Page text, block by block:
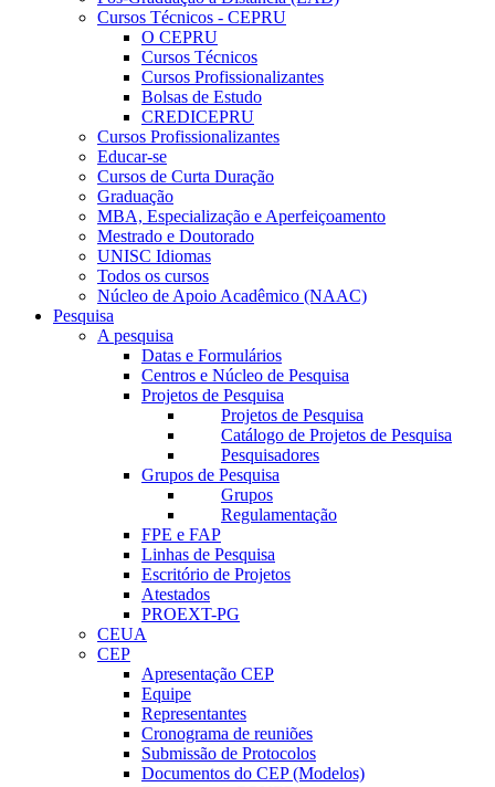
Cursos Técnicos - CEPRU
O CEPRU
Cursos Técnicos
Cursos Profissionalizantes
Bolsas de Estudo
CREDICEPRU
Cursos Profissionalizantes
Educar-se
Cursos de Curta Duração
Graduação
MBA, Especialização e Aperfeiçoamento
Mestrado e Doutorado
UNISC Idiomas
Todos os cursos
Núcleo de Apoio Acadêmico (NAAC)
Pesquisa
A pesquisa
Datas e Formulários
Centros e Núcleo de Pesquisa
Projetos de Pesquisa
Projetos de Pesquisa
Catálogo de Projetos de Pesquisa
Pesquisadores
Grupos de Pesquisa
Grupos
Regulamentação
FPE e FAP
Linhas de Pesquisa
Escritório de Projetos
Atestados
PROEXT-PG
CEUA
CEP
Apresentação CEP
Equipe
Representantes
Cronograma de reuniões
Submissão de Protocolos
Documentos do CEP (Modelos)